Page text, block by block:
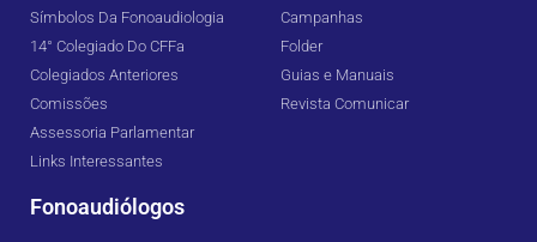
Símbolos Da Fonoaudiologia
14° Colegiado Do CFFa
Colegiados Anteriores
Comissões
Assessoria Parlamentar
Links Interessantes
Campanhas
Folder
Guias e Manuais
Revista Comunicar
Fonoaudiólogos